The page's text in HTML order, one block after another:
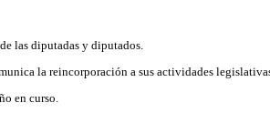
las diputadas y diputados.
la reincorporación a sus actividades
en curso.